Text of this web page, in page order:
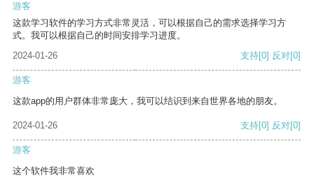
游客
这款学习软件的学习方式非常灵活，可以根据自己的需求选择学习方
式。我可以根据自己的时间安排学习进度。
2024-01-26
支持[0] 反对[0]
游客
这款app的用户群体非常庞大，我可以结识到来自世界各地的朋友。
2024-01-26 支持[0] 反对[0]
游客
这个软件我非常喜欢